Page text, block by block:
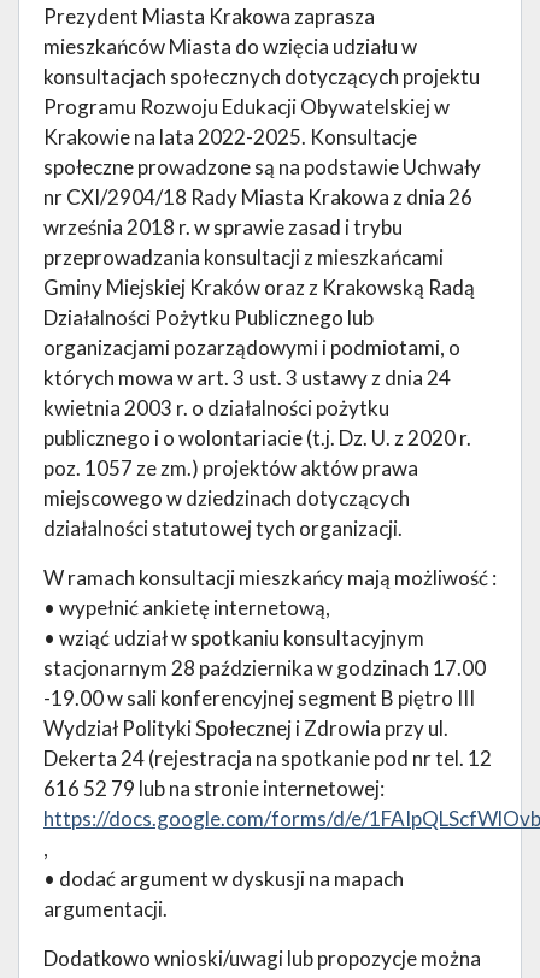
Prezydent Miasta Krakowa zaprasza
mieszkańców Miasta do wzięcia udziału w
konsultacjach społecznych dotyczących projektu
Programu Rozwoju Edukacji Obywatelskiej w
Krakowie na lata 2022-2025. Konsultacje
społeczne prowadzone są na podstawie Uchwały
nr CXI/2904/18 Rady Miasta Krakowa z dnia 26
września 2018 r. w sprawie zasad i trybu
przeprowadzania konsultacji z mieszkańcami
Gminy Miejskiej Kraków oraz z Krakowską Radą
Działalności Pożytku Publicznego lub
organizacjami pozarządowymi i podmiotami, o
których mowa w art. 3 ust. 3 ustawy z dnia 24
kwietnia 2003 r. o działalności pożytku
publicznego i o wolontariacie (t.j. Dz. U. z 2020 r.
poz. 1057 ze zm.) projektów aktów prawa
miejscowego w dziedzinach dotyczących
działalności statutowej tych organizacji.
W ramach konsultacji mieszkańcy mają możliwość :
• wypełnić ankietę internetową,
• wziąć udział w spotkaniu konsultacyjnym
stacjonarnym 28 października w godzinach 17.00
-19.00 w sali konferencyjnej segment B piętro III
Wydział Polityki Społecznej i Zdrowia przy ul.
Dekerta 24 (rejestracja na spotkanie pod nr tel. 12
616 52 79 lub na stronie internetowej:
https://docs.google.com/forms/d/e/
,
• dodać argument w dyskusji na mapach
argumentacji.
Dodatkowo wnioski/uwagi lub propozycje można